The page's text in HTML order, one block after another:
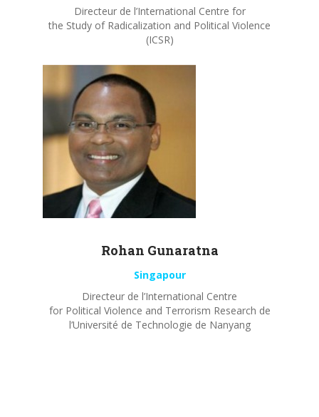
Directeur de l’International Centre for
the Study of Radicalization and Political Violence
(ICSR)
Rohan Gunaratna
Singapour
Directeur de l’International Centre
for Political Violence and Terrorism Research de
l’Université de Technologie de Nanyang